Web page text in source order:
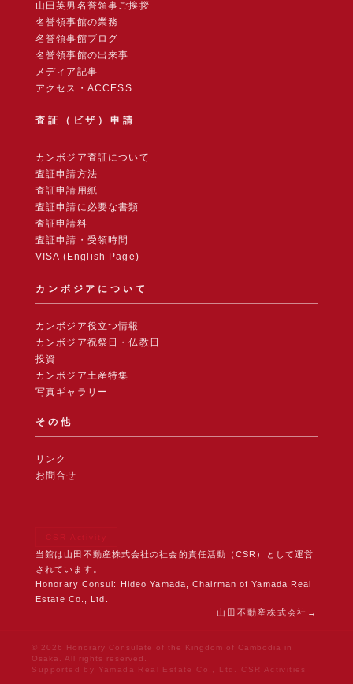
山田英男名誉領事ご挨拶
名誉領事館の業務
名誉領事館ブログ
名誉領事館の出来事
メディア記事
アクセス・ACCESS
査証（ビザ）申請
カンボジア査証について
査証申請方法
査証申請用紙
査証申請に必要な書類
査証申請料
査証申請・受領時間
VISA (English Page)
カンボジアについて
カンボジア役立つ情報
カンボジア祝祭日・仏教日
投資
カンボジア土産特集
写真ギャラリー
その他
リンク
お問合せ
CSR Activity
当館は山田不動産株式会社の社会的責任活動（CSR）として運営
されています。
Honorary Consul: Hideo Yamada, Chairman of Yamada Real
Estate Co., Ltd.
山田不動産株式会社
© 2026 Honorary Consulate of the Kingdom of Cambodia in
Osaka. All rights reserved.
Supported by Yamada Real Estate Co., Ltd. CSR Activities